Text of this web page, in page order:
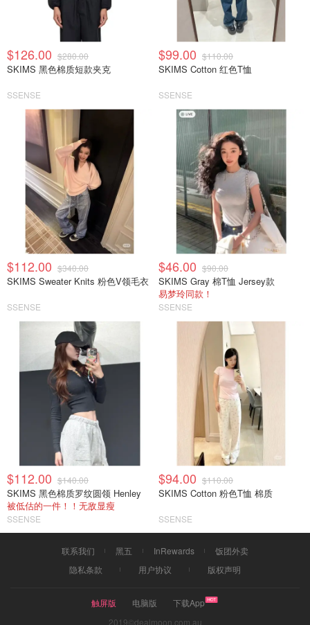
$126.00 $280.00
SKIMS 黑色棉质短款夹克
SSENSE
$99.00 $110.00
SKIMS Cotton 红色T恤
SSENSE
$112.00 $340.00
SKIMS Sweater Knits 粉色V领毛衣
SSENSE
$46.00 $90.00
SKIMS Gray 棉T恤 Jersey款
易梦玲同款！
SSENSE
$112.00 $140.00
SKIMS 黑色棉质罗纹圆领 Henley
被低估的一件！！无敌显瘦
SSENSE
$94.00 $110.00
SKIMS Cotton 粉色T恤 棉质
SSENSE
联系我们 黑五 InRewards
饭团外卖
隐私条款
用户协议 版权声明
触屏版 电脑版
下载App
2019©dealmoon.com.au